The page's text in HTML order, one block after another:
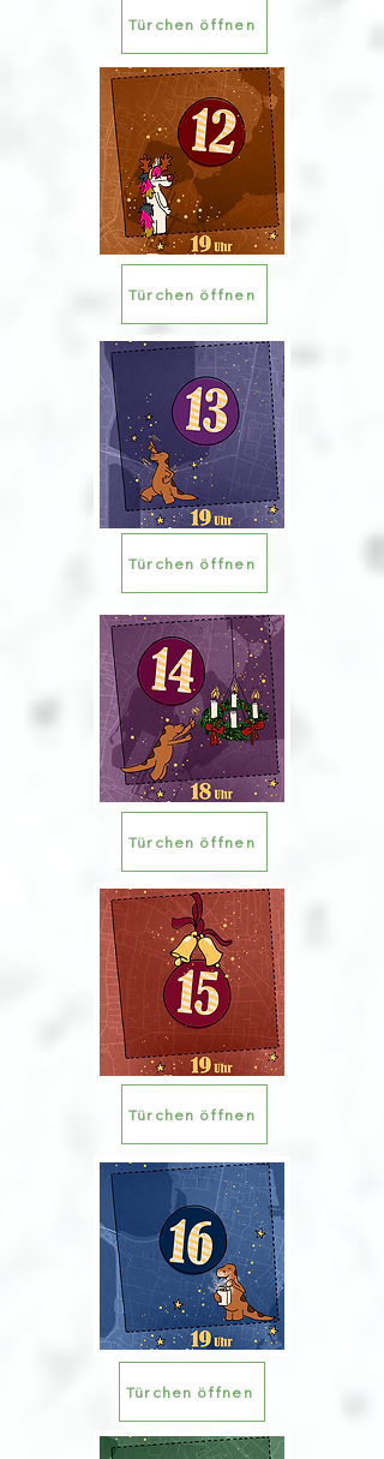
Türchen öffnen
Türchen öffnen
Türchen öffnen
Türchen öffnen
Türchen öffnen
Türchen öffnen